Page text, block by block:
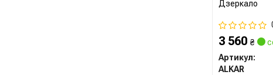
Дзеркало
3 560 ₴
Артикул:
ALKAR